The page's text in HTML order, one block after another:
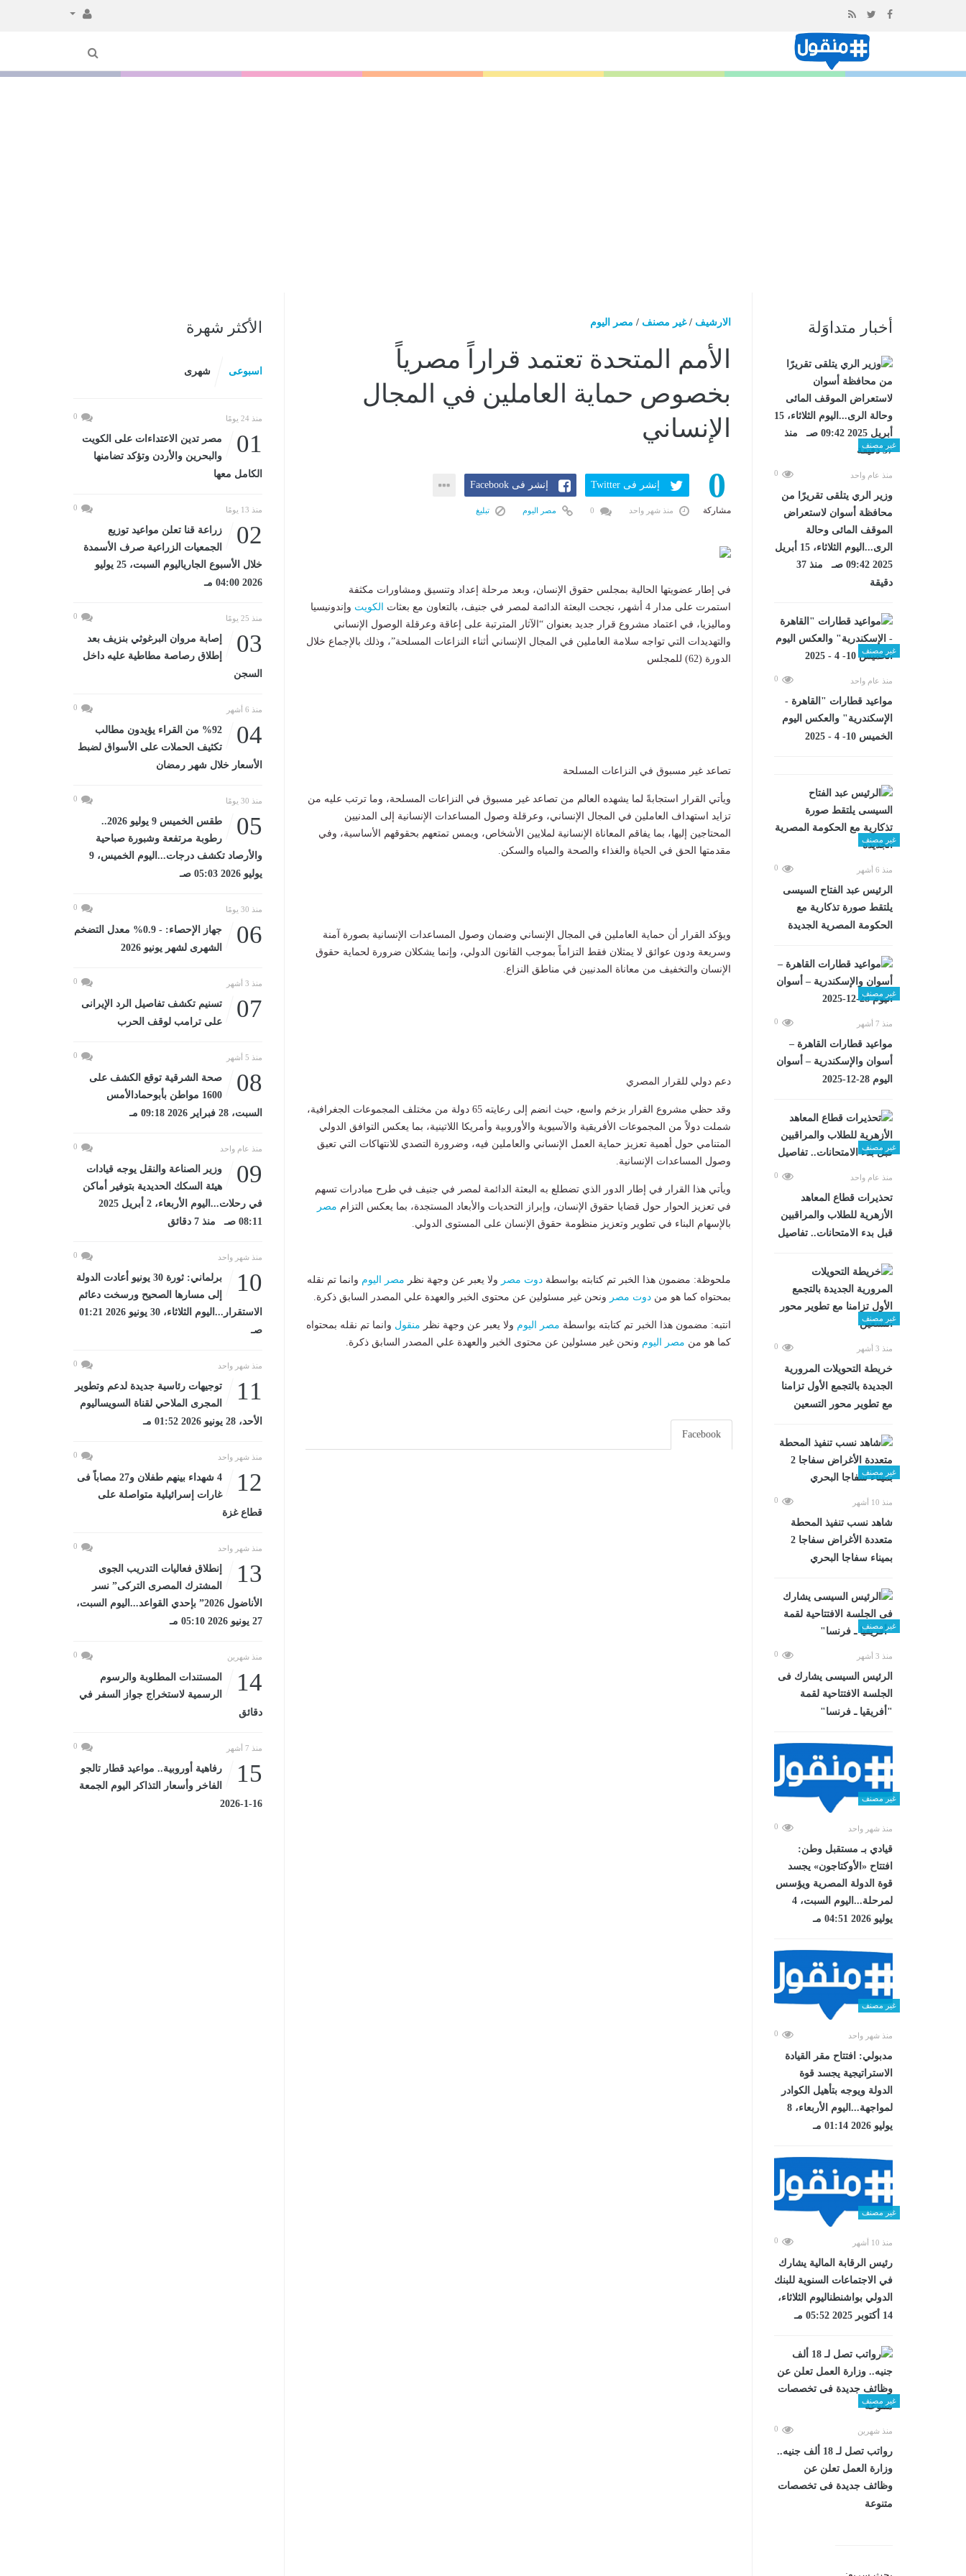
المحتوى
أخبار متداوَلة
غير مصنف
منذ عام واحد 0
وزير الري يتلقى تقريرًا من
محافظة أسوان لاستعراض
الموقف المائى وحالة
الرى...اليوم الثلاثاء، 15 أبريل
2025 09:42 صـ منذ 37
دقيقة
غير مصنف
منذ عام واحد 0
مواعيد قطارات "القاهرة -
الإسكندرية" والعكس اليوم
الخميس 10- 4 - 2025
غير مصنف
منذ 6 أشهر 0
الرئيس عبد الفتاح السيسى
يلتقط صورة تذكارية مع
الحكومة المصرية الجديدة
غير مصنف
منذ 7 أشهر 0
مواعيد قطارات القاهرة –
أسوان والإسكندرية – أسوان
اليوم 28-12-2025
غير مصنف
منذ عام واحد 0
تحذيرات قطاع المعاهد
الأزهرية للطلاب والمراقبين
قبل بدء الامتحانات.. تفاصيل
غير مصنف
منذ 3 أشهر 0
خريطة التحويلات المرورية
الجديدة بالتجمع الأول تزامنا
مع تطوير محور التسعين
غير مصنف
منذ 10 أشهر 0
شاهد نسب تنفيذ المحطة
متعددة الأغراض سفاجا 2
بميناء سفاجا البحري
غير مصنف
منذ 3 أشهر 0
الرئيس السيسى يشارك فى
الجلسة الافتتاحية لقمة
"أفريقيا ـ فرنسا"
غير مصنف
منذ شهر واحد 0
قيادي بـ مستقبل وطن:
افتتاح «الأوكتاجون» يجسد
قوة الدولة المصرية ويؤسس
لمرحلة...اليوم السبت، 4
يوليو 2026 04:51 مـ
غير مصنف
منذ شهر واحد 0
مدبولي: افتتاح مقر القيادة
الاستراتيجية يجسد قوة
الدولة ويوجه بتأهيل الكوادر
لمواجهة...اليوم الأربعاء، 8
يوليو 2026 01:14 مـ
غير مصنف
منذ 10 أشهر 0
رئيس الرقابة المالية يشارك
في الاجتماعات السنوية للبنك
الدولي بواشنطناليوم الثلاثاء،
14 أكتوبر 2025 05:52 مـ
غير مصنف
منذ شهرين 0
رواتب تصل لـ 18 ألف جنيه..
وزارة العمل تعلن عن
وظائف جديدة فى تخصصات
متنوعة
الارشيف /غير مصنف / مصر اليوم
الأمم المتحدة تعتمد قراراً مصرياً
بخصوص حماية العاملين في المجال
الإنساني
0
مشاركة
إنشر فى Twitter إنشر فى Facebook
منذ شهر واحد مصر اليوم تبليغ
في إطار عضويتها الحالية بمجلس حقوق الإنسان، وبعد مرحلة إعداد وتنسيق ومشاورات مكثفة
استمرت على مدار 4 أشهر، نجحت البعثة الدائمة لمصر في جنيف، بالتعاون مع بعثات
الكويت وإندونيسيا
وماليزيا، في اعتماد مشروع قرار جديد بعنوان “الآثار المترتبة على إعاقة وعرقلة الوصول الإنساني
والتهديدات التي تواجه سلامة العاملين في المجال الإنساني أثناء النزاعات المسلحة”، وذلك بالإجماع خلال
الدورة (62) للمجلس
تصاعد غير مسبوق في النزاعات المسلحة
ويأتي القرار استجابةً لما يشهده العالم من تصاعد غير مسبوق في النزاعات المسلحة، وما ترتب عليه من
تزايد استهداف العاملين في المجال الإنساني، وعرقلة وصول المساعدات الإنسانية إلى المدنيين
المحتاجين إليها، بما يفاقم المعاناة الإنسانية لملايين الأشخاص، ويمس تمتعهم بحقوقهم الأساسية، وفي
مقدمتها الحق في الحياة والغذاء والصحة والمياه والسكن.
ويؤكد القرار أن حماية العاملين في المجال الإنساني وضمان وصول المساعدات الإنسانية بصورة آمنة
وسريعة ودون عوائق لا يمثلان فقط التزاماً بموجب القانون الدولي، وإنما يشكلان ضرورة لحماية حقوق
الإنسان والتخفيف من معاناة المدنيين في مناطق النزاع.
دعم دولي للقرار المصري
وقد حظي مشروع القرار بزخم واسع، حيث انضم إلى رعايته 65 دولة من مختلف المجموعات الجغرافية،
شملت دولاً من المجموعات الأفريقية والآسيوية والأوروبية وأمريكا اللاتينية، بما يعكس التوافق الدولي
المتنامي حول أهمية تعزيز حماية العمل الإنساني والعاملين فيه، وضرورة التصدي للانتهاكات التي تعيق
وصول المساعدات الإنسانية.
ويأتي هذا القرار في إطار الدور الذي تضطلع به البعثة الدائمة لمصر في جنيف في طرح مبادرات تسهم
في تعزيز الحوار حول قضايا حقوق الإنسان، وإبراز التحديات والأبعاد المستجدة، بما يعكس التزام مصر
بالإسهام البناء في تطوير وتعزيز منظومة حقوق الإنسان على المستوى الدولي.
ملحوظة: مضمون هذا الخبر تم كتابته بواسطة دوت مصر ولا يعبر عن وجهة نظر مصر اليوم وانما تم نقله
بمحتواه كما هو من دوت مصر ونحن غير مسئولين عن محتوى الخبر والعهدة علي المصدر السابق ذكرة.
انتبه: مضمون هذا الخبر تم كتابته بواسطة مصر اليوم ولا يعبر عن وجهة نظر منقول وانما تم نقله بمحتواه
كما هو من مصر اليوم ونحن غير مسئولين عن محتوى الخبر والعهدة علي المصدر السابق ذكرة.
Facebook
الأكثر شهرة
اسبوعى شهرى
منذ 24 يومًا 0
01
مصر تدين الاعتداءات على الكويت
والبحرين والأردن وتؤكد تضامنها
الكامل معها
منذ 13 يومًا 0
02
زراعة قنا تعلن مواعيد توزيع
الجمعيات الزراعية صرف الأسمدة
خلال الأسبوع الجارياليوم السبت، 25 يوليو
2026 04:00 مـ
منذ 25 يومًا 0
03
إصابة مروان البرغوثي بنزيف بعد
إطلاق رصاصة مطاطية عليه داخل
السجن
منذ 6 أشهر 0
04
%92 من القراء يؤيدون مطالب
تكثيف الحملات على الأسواق لضبط
الأسعار خلال شهر رمضان
منذ 30 يومًا 0
05
طقس الخميس 9 يوليو 2026..
رطوبة مرتفعة وشبورة صباحية
والأرصاد تكشف درجات...اليوم الخميس، 9
يوليو 2026 05:03 صـ
منذ 30 يومًا 0
06
جهاز الإحصاء: - 0.9% معدل التضخم
الشهرى لشهر يونيو 2026
منذ 3 أشهر 0
07
تسنيم تكشف تفاصيل الرد الإيرانى
على ترامب لوقف الحرب
منذ 5 أشهر 0
08
صحة الشرقية توقع الكشف على
1600 مواطن بأبوحمادالأمس
السبت، 28 فبراير 2026 09:18 مـ
منذ عام واحد 0
09
وزير الصناعة والنقل يوجه قيادات
هيئة السكك الحديدية بتوفير أماكن
في رحلات...اليوم الأربعاء، 2 أبريل 2025
08:11 صـ منذ 7 دقائق
منذ شهر واحد 0
10
برلماني: ثورة 30 يونيو أعادت الدولة
إلى مسارها الصحيح ورسخت دعائم
الاستقرار...اليوم الثلاثاء، 30 يونيو 2026 01:21
صـ
منذ شهر واحد 0
11
توجيهات رئاسية جديدة لدعم وتطوير
المجرى الملاحي لقناة السويساليوم
الأحد، 28 يونيو 2026 01:52 مـ
منذ شهر واحد 0
12
4 شهداء بينهم طفلان و27 مصاباً فى
غارات إسرائيلية متواصلة على
قطاع غزة
منذ شهر واحد 0
13
إنطلاق فعاليات التدريب الجوى
المشترك المصرى التركى” نسر
الأناضول 2026” بإحدي القواعد...اليوم السبت،
27 يونيو 2026 05:10 مـ
منذ شهرين 0
14
المستندات المطلوبة والرسوم
الرسمية لاستخراج جواز السفر في
دقائق
منذ 7 أشهر 0
15
رفاهية أوروبية.. مواعيد قطار تالجو
الفاخر وأسعار التذاكر اليوم الجمعة
16-1-2026